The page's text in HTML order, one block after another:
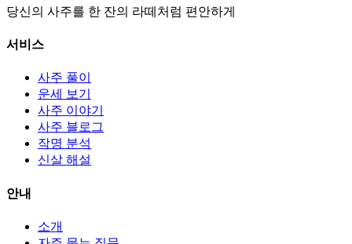
당신의 사주를 한 잔의 라떼처럼 편안하게
서비스
사주 풀이
운세 보기
사주 이야기
사주 블로그
작명 분석
신살 해설
안내
소개